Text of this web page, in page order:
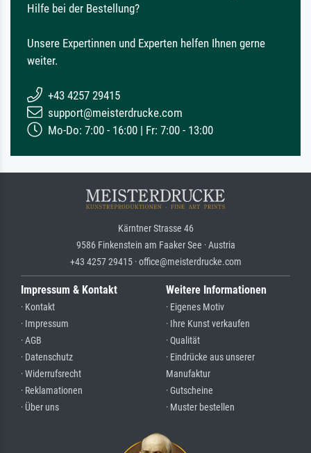
Hilfe bei der Bestellung?
Unsere Expertinnen und Experten helfen Ihnen gerne
weiter.
+43 4257 29415
support@meisterdrucke.com
Mo-Do: 7:00 - 16:00 | Fr: 7:00 - 13:00
Kärntner Strasse 46
9586 Finkenstein am Faaker See · Austria
+43 4257 29415 · office@meisterdrucke.com
Impressum & Kontakt
· Kontakt
· Impressum
· AGB
· Datenschutz
· Widerrufsrecht
· Reklamationen
· Über uns
Weitere Informationen
· Eigenes Motiv
· Ihre Kunst verkaufen
· Qualität
· Eindrücke aus unserer
Manufaktur
· Gutscheine
· Muster bestellen